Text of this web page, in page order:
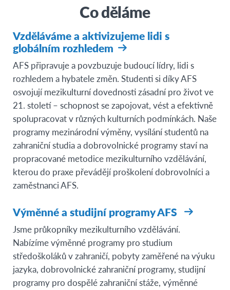
Co děláme
Vzděláváme a aktivizujeme lidi s
globálním rozhledem
AFS připravuje a povzbuzuje budoucí lídry, lidi s
rozhledem a hybatele změn. Studenti si díky AFS
osvojují mezikulturní dovednosti zásadní pro život ve
21. století – schopnost se zapojovat, vést a efektivně
spolupracovat v různých kulturních podmínkách. Naše
programy mezinárodní výměny, vysílání studentů na
zahraniční studia a dobrovolnické programy staví na
propracované metodice mezikulturního vzdělávání,
kterou do praxe převádějí proškolení dobrovolníci a
zaměstnanci AFS.
Výměnné a studijní programy AFS
Jsme průkopníky mezikulturního vzdělávání.
Nabízíme výměnné programy pro studium
středoškoláků v zahraničí, pobyty zaměřené na výuku
jazyka, dobrovolnické zahraniční programy, studijní
programy pro dospělé zahraniční stáže, výměnné